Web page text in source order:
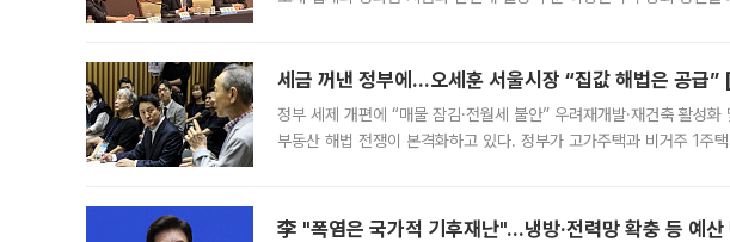
세금 꺼낸 정부에…오세훈 서울시장 “집값 해법은 공급”
정부 세제 개편에 “매물 잠김·전월세 불안” 우려재개발·재건축 활성
부동산 해법 전쟁이 본격화하고 있다. 정부가 고가주택과 비거주 1주
李 "폭염은 국가적 기후재난"…냉방·전력망 확충 등 예